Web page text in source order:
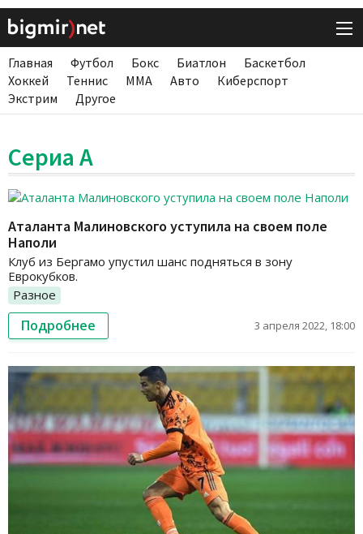
Главная Футбол Бокс Биатлон
Баскетбол
Хоккей
Теннис ММА Авто
Киберспорт
Экстрим
Другое
Сериа А
Аталанта Малиновского уступила на своем поле
Наполи
Клуб из Бергамо упустил шанс подняться в зону
Еврокубков.
Разное
Подробнее 3 апреля 2022, 18:00